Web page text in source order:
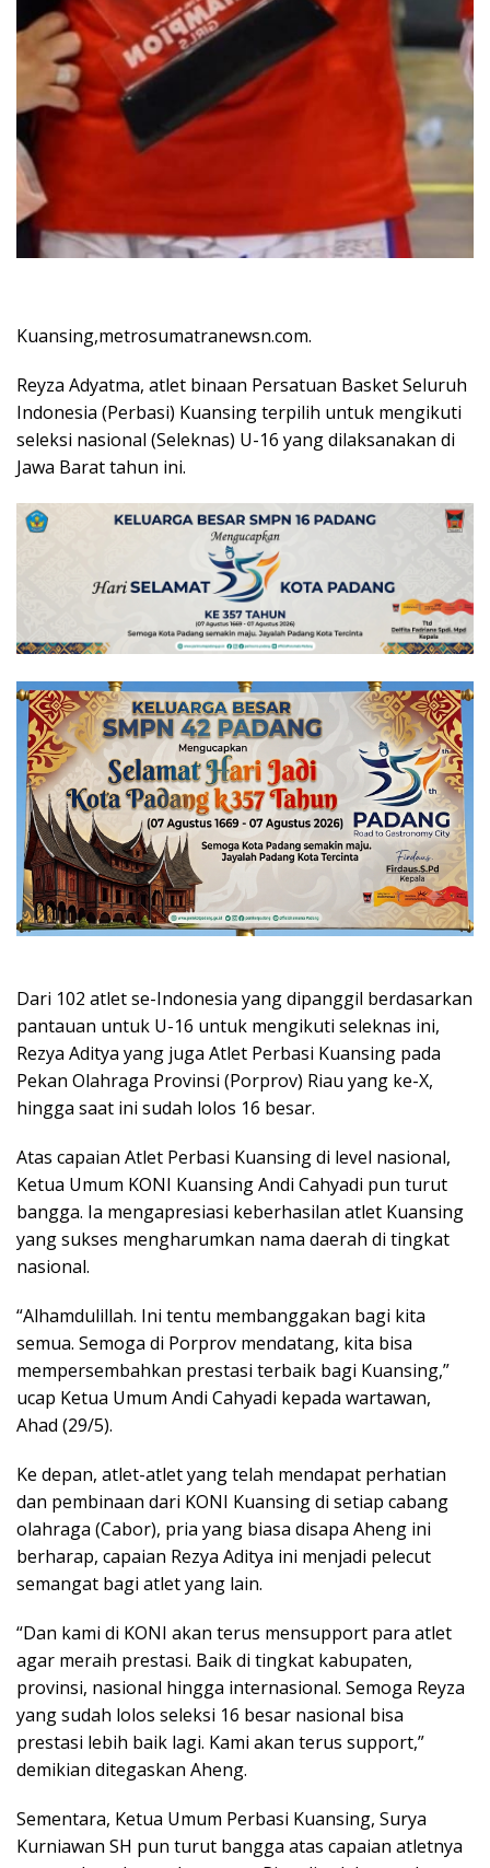
Kuansing,metrosumatranewsn.com.
Reyza Adyatma, atlet binaan Persatuan Basket Seluruh
Indonesia (Perbasi) Kuansing terpilih untuk mengikuti
seleksi nasional (Seleknas) U-16 yang dilaksanakan di
Jawa Barat tahun ini.
Dari 102 atlet se-Indonesia yang dipanggil berdasarkan
pantauan untuk U-16 untuk mengikuti seleknas ini,
Rezya Aditya yang juga Atlet Perbasi Kuansing pada
Pekan Olahraga Provinsi (Porprov) Riau yang ke-X,
hingga saat ini sudah lolos 16 besar.
Atas capaian Atlet Perbasi Kuansing di level nasional,
Ketua Umum KONI Kuansing Andi Cahyadi pun turut
bangga. Ia mengapresiasi keberhasilan atlet Kuansing
yang sukses mengharumkan nama daerah di tingkat
nasional.
“Alhamdulillah. Ini tentu membanggakan bagi kita
semua. Semoga di Porprov mendatang, kita bisa
mempersembahkan prestasi terbaik bagi Kuansing,”
ucap Ketua Umum Andi Cahyadi kepada wartawan,
Ahad (29/5).
Ke depan, atlet-atlet yang telah mendapat perhatian
dan pembinaan dari KONI Kuansing di setiap cabang
olahraga (Cabor), pria yang biasa disapa Aheng ini
berharap, capaian Rezya Aditya ini menjadi pelecut
semangat bagi atlet yang lain.
“Dan kami di KONI akan terus mensupport para atlet
agar meraih prestasi. Baik di tingkat kabupaten,
provinsi, nasional hingga internasional. Semoga Reyza
yang sudah lolos seleksi 16 besar nasional bisa
prestasi lebih baik lagi. Kami akan terus support,”
demikian ditegaskan Aheng.
Sementara, Ketua Umum Perbasi Kuansing, Surya
Kurniawan SH pun turut bangga atas capaian atletnya